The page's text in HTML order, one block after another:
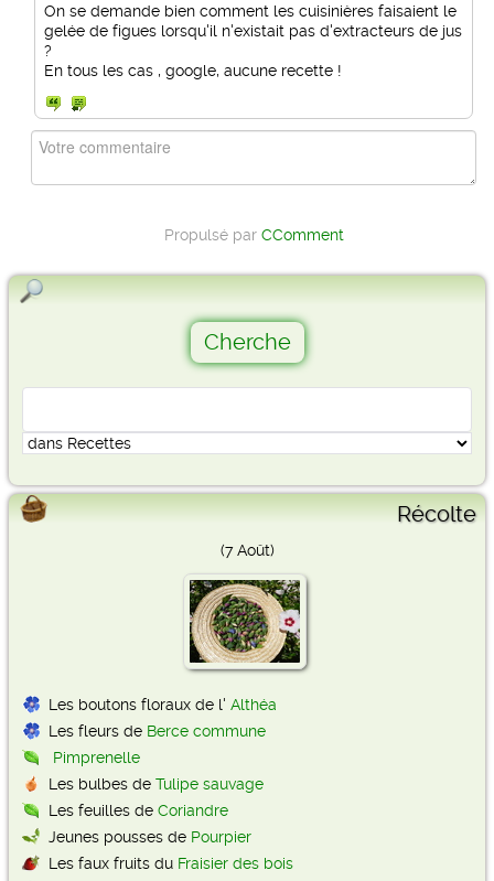
On se demande bien comment les cuisinières faisaient le
gelée de figues lorsqu'il n'existait pas d'extracteurs de jus
?
En tous les cas , google, aucune recette !
Propulsé par CComment
Récolte
(7 Août)
Les boutons floraux de l' Althéa
Les fleurs de Berce commune
Pimprenelle
Les bulbes de Tulipe sauvage
Les feuilles de Coriandre
Jeunes pousses de Pourpier
Les faux fruits du Fraisier des bois